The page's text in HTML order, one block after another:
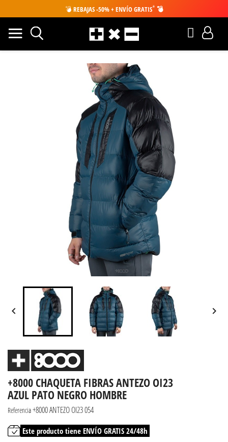
💣 REBAJAS -50% + ENVÍO GRATIS* 💣
 
+8000 CHAQUETA FIBRAS ANTEZO OI23
AZUL PATO NEGRO HOMBRE
Referencia+8000 ANTEZO OI23 054
Este producto tiene ENVÍO GRATIS 24/48h